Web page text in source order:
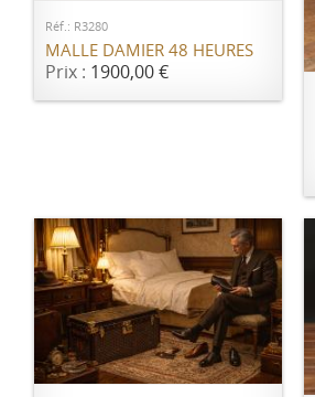
Réf.: R3280
MALLE DAMIER 48 HEURES
Prix : 1900,00 €
AJOUTER AU PANIER